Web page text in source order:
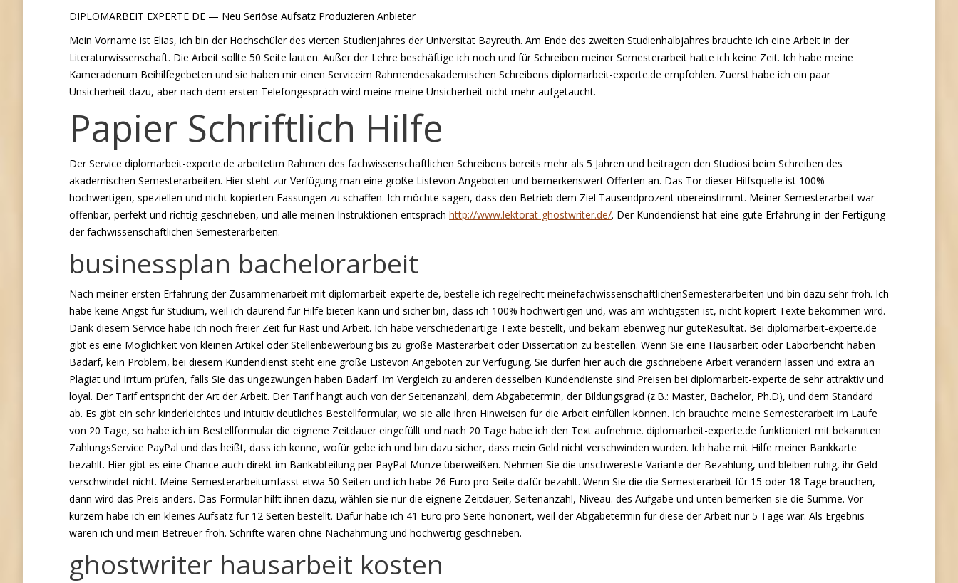
DIPLOMARBEIT EXPERTE DE — Neu Seriöse Aufsatz Produzieren Anbieter
Mein Vorname ist Elias, ich bin der Hochschüler des vierten Studienjahres der Universität Bayreuth. Am Ende des zweiten Studienhalbjahres brauchte ich eine Arbeit in der
Literaturwissenschaft. Die Arbeit sollte 50 Seite lauten. Außer der Lehre beschäftige ich noch und für Schreiben meiner Semesterarbeit hatte ich keine Zeit. Ich habe meine
Kameradenum Beihilfegebeten und sie haben mir einen Serviceim Rahmendesakademischen Schreibens diplomarbeit-experte.de empfohlen. Zuerst habe ich ein paar
Unsicherheit dazu, aber nach dem ersten Telefongespräch wird meine meine Unsicherheit nicht mehr aufgetaucht.
Papier Schriftlich Hilfe
Der Service diplomarbeit-experte.de arbeitetim Rahmen des fachwissenschaftlichen Schreibens bereits mehr als 5 Jahren und beitragen den Studiosi beim Schreiben des
akademischen Semesterarbeiten. Hier steht zur Verfügung man eine große Listevon Angeboten und bemerkenswert Offerten an. Das Tor dieser Hilfsquelle ist 100%
hochwertigen, speziellen und nicht kopierten Fassungen zu schaffen. Ich möchte sagen, dass den Betrieb dem Ziel Tausendprozent übereinstimmt. Meiner Semesterarbeit war
offenbar, perfekt und richtig geschrieben, und alle meinen Instruktionen entsprach http://www.lektorat-ghostwriter.de/. Der Kundendienst hat eine gute Erfahrung in der Fertigung
der fachwissenschaftlichen Semesterarbeiten.
businessplan bachelorarbeit
Nach meiner ersten Erfahrung der Zusammenarbeit mit diplomarbeit-experte.de, bestelle ich regelrecht meinefachwissenschaftlichenSemesterarbeiten und bin dazu sehr froh. Ich
habe keine Angst für Studium, weil ich daurend für Hilfe bieten kann und sicher bin, dass ich 100% hochwertigen und, was am wichtigsten ist, nicht kopiert Texte bekommen wird.
Dank diesem Service habe ich noch freier Zeit für Rast und Arbeit. Ich habe verschiedenartige Texte bestellt, und bekam ebenweg nur guteResultat. Bei diplomarbeit-experte.de
gibt es eine Möglichkeit von kleinen Artikel oder Stellenbewerbung bis zu große Masterarbeit oder Dissertation zu bestellen. Wenn Sie eine Hausarbeit oder Laborbericht haben
Badarf, kein Problem, bei diesem Kundendienst steht eine große Listevon Angeboten zur Verfügung. Sie dürfen hier auch die gischriebene Arbeit verändern lassen und extra an
Plagiat und Irrtum prüfen, falls Sie das ungezwungen haben Badarf. Im Vergleich zu anderen desselben Kundendienste sind Preisen bei diplomarbeit-experte.de sehr attraktiv und
loyal. Der Tarif entspricht der Art der Arbeit. Der Tarif hängt auch von der Seitenanzahl, dem Abgabetermin, der Bildungsgrad (z.B.: Master, Bachelor, Ph.D), und dem Standard
ab. Es gibt ein sehr kinderleichtes und intuitiv deutliches Bestellformular, wo sie alle ihren Hinweisen für die Arbeit einfüllen können. Ich brauchte meine Semesterarbeit im Laufe
von 20 Tage, so habe ich im Bestellformular die eignene Zeitdauer eingefüllt und nach 20 Tage habe ich den Text aufnehme. diplomarbeit-experte.de funktioniert mit bekannten
ZahlungsService PayPal und das heißt, dass ich kenne, wofür gebe ich und bin dazu sicher, dass mein Geld nicht verschwinden wurden. Ich habe mit Hilfe meiner Bankkarte
bezahlt. Hier gibt es eine Chance auch direkt im Bankabteilung per PayPal Münze überweißen. Nehmen Sie die unschwereste Variante der Bezahlung, und bleiben ruhig, ihr Geld
verschwindet nicht. Meine Semesterarbeitumfasst etwa 50 Seiten und ich habe 26 Euro pro Seite dafür bezahlt. Wenn Sie die die Semesterarbeit für 15 oder 18 Tage brauchen,
dann wird das Preis anders. Das Formular hilft ihnen dazu, wählen sie nur die eignene Zeitdauer, Seitenanzahl, Niveau. des Aufgabe und unten bemerken sie die Summe. Vor
kurzem habe ich ein kleines Aufsatz für 12 Seiten bestellt. Dafür habe ich 41 Euro pro Seite honoriert, weil der Abgabetermin für diese der Arbeit nur 5 Tage war. Als Ergebnis
waren ich und mein Betreuer froh. Schrifte waren ohne Nachahmung und hochwertig geschrieben.
ghostwriter hausarbeit kosten